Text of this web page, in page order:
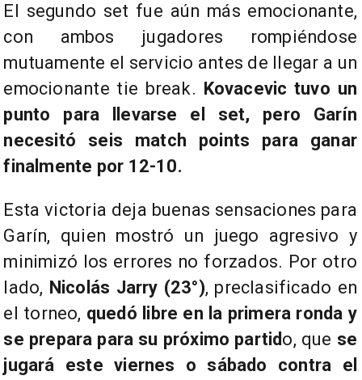
El segundo set fue aún más emocionante,
con ambos jugadores rompiéndose
mutuamente el servicio antes de llegar a un
emocionante tie break. Kovacevic tuvo un
punto para llevarse el set, pero Garín
necesitó seis match points para ganar
finalmente por 12-10.
Esta victoria deja buenas sensaciones para
Garín, quien mostró un juego agresivo y
minimizó los errores no forzados. Por otro
lado, Nicolás Jarry (23°), preclasificado en
el torneo, quedó libre en la primera ronda y
se prepara para su próximo partido, que se
jugará este viernes o sábado contra el